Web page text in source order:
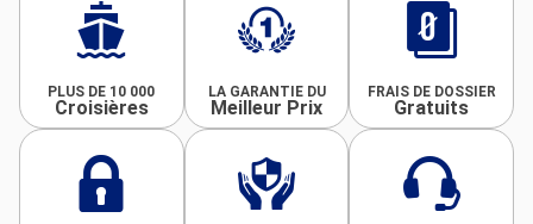
PLUS DE 10 000
Croisières
LA GARANTIE DU
Meilleur Prix
FRAIS DE DOSSIER
Gratuits